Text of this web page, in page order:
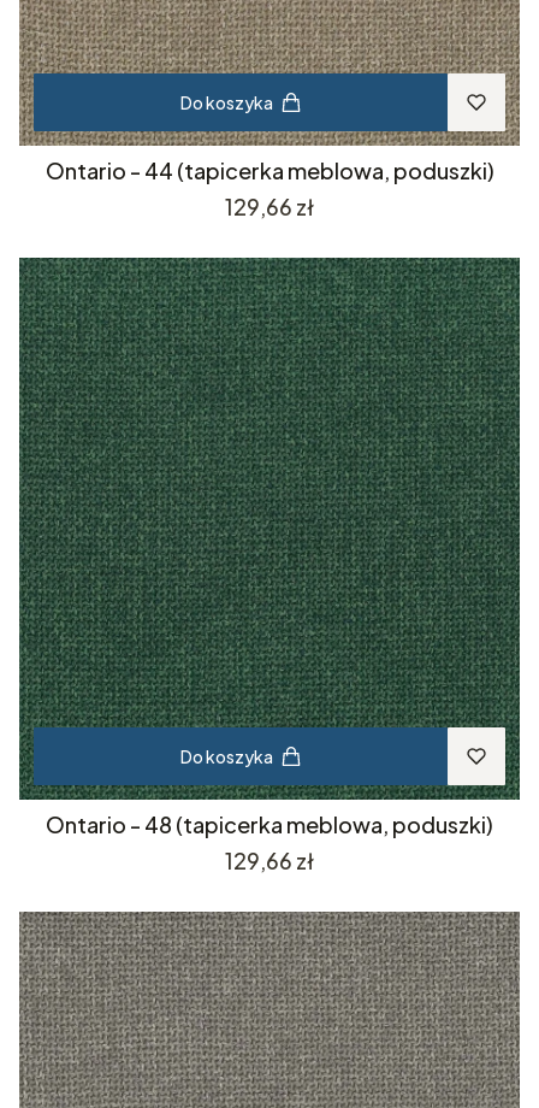
Do koszyka
Ontario - 44 (tapicerka meblowa, poduszki)
Cena
129,66 zł
Do koszyka
Ontario - 48 (tapicerka meblowa, poduszki)
Cena
129,66 zł